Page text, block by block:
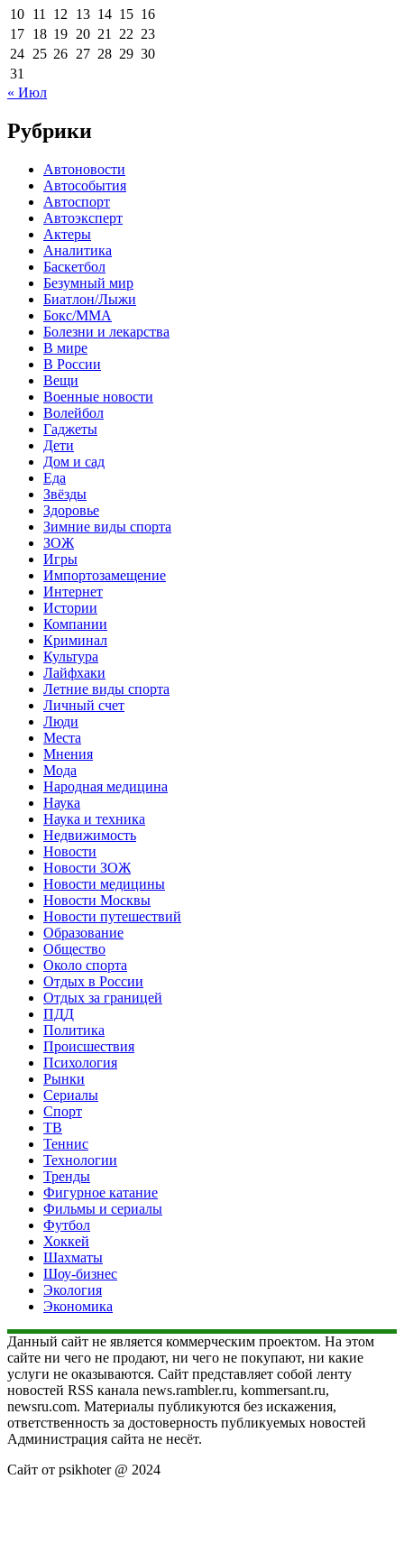
10 11 12 13 14 15 16
17 18 19 20 21 22 23
24 25 26 27 28 29 30
31
« Июл
Рубрики
Автоновости
Автособытия
Автоспорт
Автоэксперт
Актеры
Аналитика
Баскетбол
Безумный мир
Биатлон/Лыжи
Бокс/MMA
Болезни и лекарства
В мире
В России
Вещи
Военные новости
Волейбол
Гаджеты
Дети
Дом и сад
Еда
Звёзды
Здоровье
Зимние виды спорта
ЗОЖ
Игры
Импортозамещение
Интернет
Истории
Компании
Криминал
Культура
Лайфхаки
Летние виды спорта
Личный счет
Люди
Места
Мнения
Мода
Народная медицина
Наука
Наука и техника
Недвижимость
Новости
Новости ЗОЖ
Новости медицины
Новости Москвы
Новости путешествий
Образование
Общество
Около спорта
Отдых в России
Отдых за границей
ПДД
Политика
Происшествия
Психология
Рынки
Сериалы
Спорт
ТВ
Теннис
Технологии
Тренды
Фигурное катание
Фильмы и сериалы
Футбол
Хоккей
Шахматы
Шоу-бизнес
Экология
Экономика
Данный сайт не является коммерческим проектом. На этом
сайте ни чего не продают, ни чего не покупают, ни какие
услуги не оказываются. Сайт представляет собой ленту
новостей RSS канала news.rambler.ru, kommersant.ru,
newsru.com. Материалы публикуются без искажения,
ответственность за достоверность публикуемых новостей
Администрация сайта не несёт.
Сайт от psikhoter @ 2024